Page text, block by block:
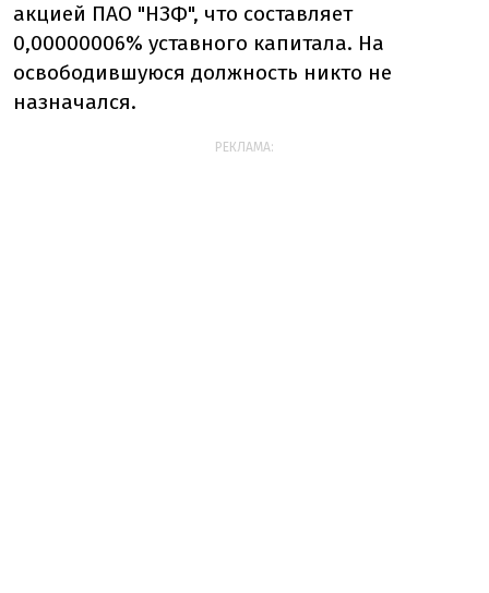
акцией ПАО "НЗФ", что составляет
0,00000006% уставного капитала. На
освободившуюся должность никто не
назначался.
РЕКЛАМА: